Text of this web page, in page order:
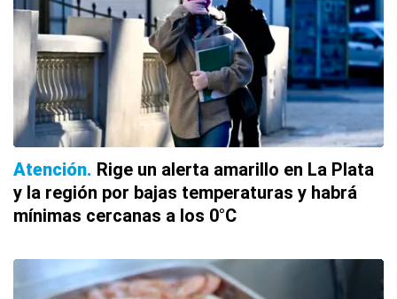
Atención Rige un alerta amarillo en La Plata
y la región por bajas temperaturas y habrá
mínimas cercanas a los 0°C